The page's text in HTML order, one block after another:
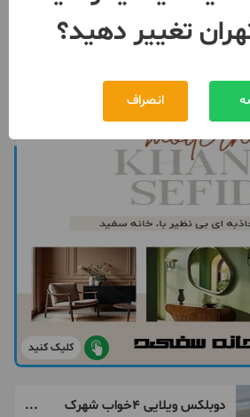
اجاره
کلیک کنید
دوبلکس ویلایی ۴خواب شهرک
تغییر دهید؟
انصراف